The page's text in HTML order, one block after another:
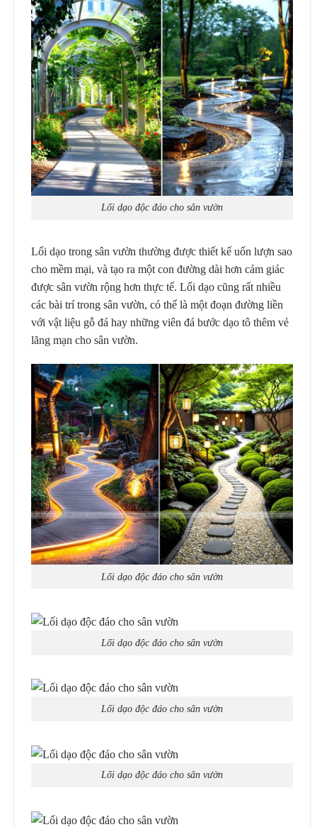
Lối dạo độc đáo cho sân vườn
Lối dạo trong sân vườn thường được thiết kế uốn lượn sao
cho mềm mại, và tạo ra một con đường dài hơn cảm giác
được sân vườn rộng hơn thực tế. Lối dạo cũng rất nhiều
các bài trí trong sân vườn, có thể là một đoạn đường liền
với vật liệu gỗ đá hay những viên đá bước dạo tô thêm vẻ
lãng mạn cho sân vườn.
Lối dạo độc đáo cho sân vườn
Lối dạo độc đáo cho sân vườn
Lối dạo độc đáo cho sân vườn
Lối dạo độc đáo cho sân vườn